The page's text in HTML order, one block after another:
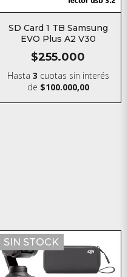
SD Card 1 TB Samsung
EVO Plus A2 V30
$255.000
Hasta 3 cuotas sin interés
de $100.000,00
SIN STOCK